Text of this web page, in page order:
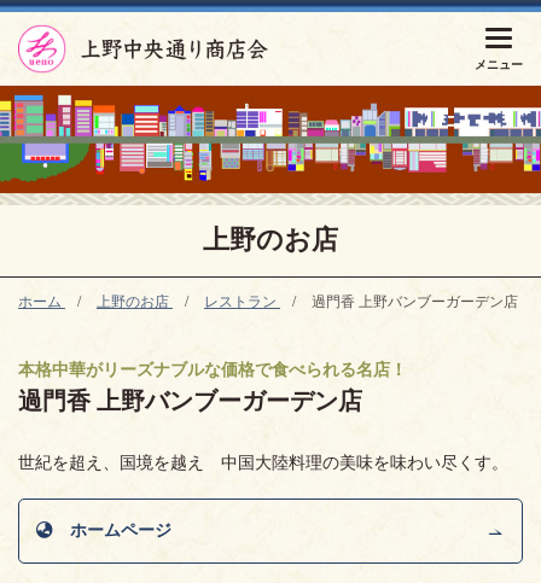
上野のお店
ホーム 上野のお店 レストラン 過門香 上野バンブーガーデン店
本格中華がリーズナブルな価格で食べられる名店！
過門香 上野バンブーガーデン店
世紀を超え、国境を越え 中国大陸料理の美味を味わい尽くす。
ホームページ